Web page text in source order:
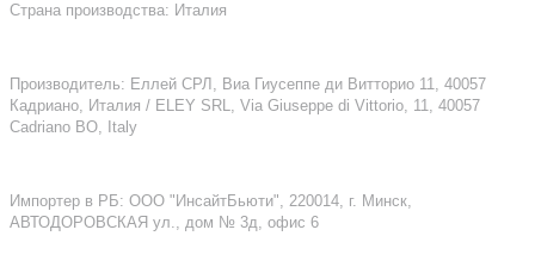
Страна производства: Италия
Производитель: Еллей СРЛ, Виа Гиусеппе ди Витторио 11, 40057
Кадриано, Италия / ELEY SRL, Via Giuseppe di Vittorio, 11, 40057
Cadriano BO, Italy
Импортер в РБ: ООО "ИнсайтБьюти", 220014, г. Минск,
АВТОДОРОВСКАЯ ул., дом № 3д, офис 6